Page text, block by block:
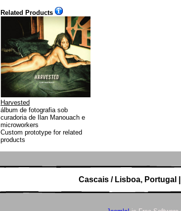
Related Products
Harvested
álbum de fotografia sob
curadoria de Ilan Manouach e
microworkers
Custom prototype for related
products
Cascais / Lisboa, Portugal